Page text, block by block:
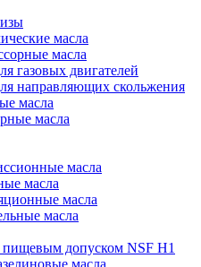
масла
масла
газовых двигателей
направляющих скольжения
масла
масла
масла
масла
масла
масла
пищевым допуском NSF H1
масла